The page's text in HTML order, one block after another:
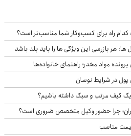
کدام راه برای کسب‌وکار شما مناسب‌تر است؟
هر بازرسی این ویژگی ها را باید بلد باشد
در شرایط نوسان
کیف مرتب و سبک داشته باشیم؟
چرا حضور وکیل متخصص ضروری است؟
مناسب